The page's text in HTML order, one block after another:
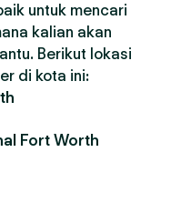
untuk mencari
kalian akan
Berikut lokasi
di kota ini:
Fort Worth